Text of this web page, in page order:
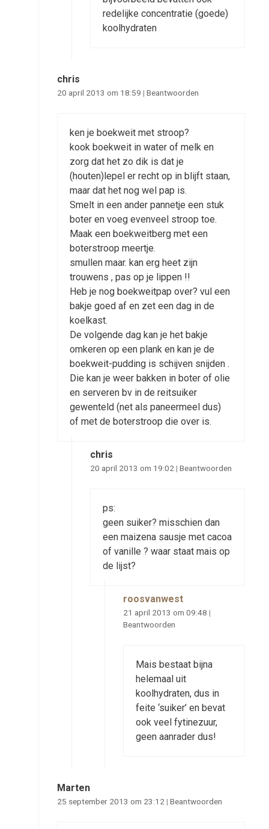
redelijke concentratie (goede)
koolhydraten
chris
20 april 2013 om 18:59 | Beantwoorden
ken je boekweit met stroop?
kook boekweit in water of melk en
zorg dat het zo dik is dat je
(houten)lepel er recht op in blijft staan,
maar dat het nog wel pap is.
Smelt in een ander pannetje een stuk
boter en voeg evenveel stroop toe.
Maak een boekweitberg met een
boterstroop meertje.
smullen maar. kan erg heet zijn
trouwens , pas op je lippen !!
Heb je nog boekweitpap over? vul een
bakje goed af en zet een dag in de
koelkast.
De volgende dag kan je het bakje
omkeren op een plank en kan je de
boekweit-pudding is schijven snijden .
Die kan je weer bakken in boter of olie
en serveren bv in de reitsuiker
gewenteld (net als paneermeel dus)
of met de boterstroop die over is.
chris
20 april 2013 om 19:02 | Beantwoorden
ps:
geen suiker? misschien dan
een maizena sausje met cacoa
of vanille ? waar staat mais op
de lijst?
roosvanwest
21 april 2013 om 09:48 |
Beantwoorden
Mais bestaat bijna
helemaal uit
koolhydraten, dus in
feite ‘suiker’ en bevat
ook veel fytinezuur,
geen aanrader dus!
Marten
25 september 2013 om 23:12 | Beantwoorden